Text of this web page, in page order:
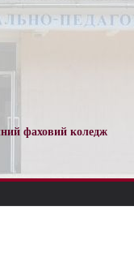
фаховий коледж